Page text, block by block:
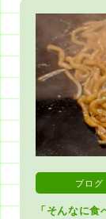
「そんなに
ブログ